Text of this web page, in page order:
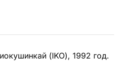
(IKO), 1992 год.